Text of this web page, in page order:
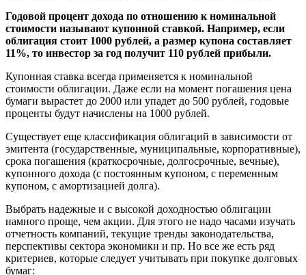
Годовой процент дохода по отношению к номинальной
стоимости называют купонной ставкой. Например, если
облигация стоит 1000 рублей, а размер купона составляет
11%, то инвестор за год получит 110 рублей прибыли.
Купонная ставка всегда применяется к номинальной
стоимости облигации. Даже если на момент погашения цена
бумаги вырастет до 2000 или упадет до 500 рублей, годовые
проценты будут начислены на 1000 рублей.
Существует еще классификация облигаций в зависимости от
эмитента (государственные, муниципальные, корпоративные),
срока погашения (краткосрочные, долгосрочные, вечные),
купонного дохода (с постоянным купоном, с переменным
купоном, с амортизацией долга).
Выбрать надежные и с высокой доходностью облигации
намного проще, чем акции. Для этого не надо часами изучать
отчетность компаний, текущие тренды законодательства,
перспективы сектора экономики и пр. Но все же есть ряд
критериев, которые следует учитывать при покупке долговых
бумаг: